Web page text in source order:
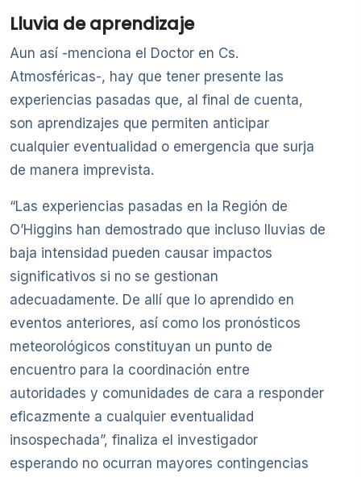
Lluvia de aprendizaje
Aun así -menciona el Doctor en Cs.
Atmosféricas-, hay que tener presente las
experiencias pasadas que, al final de cuenta,
son aprendizajes que permiten anticipar
cualquier eventualidad o emergencia que surja
de manera imprevista.
“Las experiencias pasadas en la Región de
O’Higgins han demostrado que incluso lluvias de
baja intensidad pueden causar impactos
significativos si no se gestionan
adecuadamente. De allí que lo aprendido en
eventos anteriores, así como los pronósticos
meteorológicos constituyan un punto de
encuentro para la coordinación entre
autoridades y comunidades de cara a responder
eficazmente a cualquier eventualidad
insospechada”, finaliza el investigador
esperando no ocurran mayores contingencias